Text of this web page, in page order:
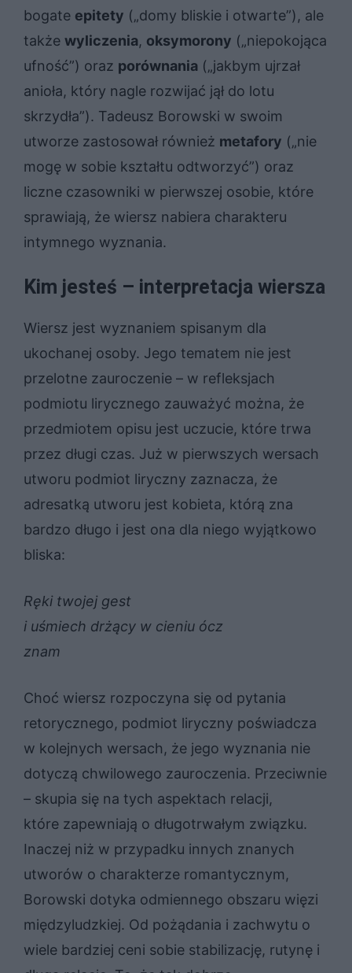
bogate epitety („domy bliskie i otwarte”), ale
także wyliczenia, oksymorony („niepokojąca
ufność”) oraz porównania („jakbym ujrzał
anioła, który nagle rozwijać jął do lotu
skrzydła”). Tadeusz Borowski w swoim
utworze zastosował również metafory („nie
mogę w sobie kształtu odtworzyć”) oraz
liczne czasowniki w pierwszej osobie, które
sprawiają, że wiersz nabiera charakteru
intymnego wyznania.
Kim jesteś – interpretacja wiersza
Wiersz jest wyznaniem spisanym dla
ukochanej osoby. Jego tematem nie jest
przelotne zauroczenie – w refleksjach
podmiotu lirycznego zauważyć można, że
przedmiotem opisu jest uczucie, które trwa
przez długi czas. Już w pierwszych wersach
utworu podmiot liryczny zaznacza, że
adresatką utworu jest kobieta, którą zna
bardzo długo i jest ona dla niego wyjątkowo
bliska:
Ręki twojej gest
i uśmiech drżący w cieniu ócz
znam
Choć wiersz rozpoczyna się od pytania
retorycznego, podmiot liryczny poświadcza
w kolejnych wersach, że jego wyznania nie
dotyczą chwilowego zauroczenia. Przeciwnie
– skupia się na tych aspektach relacji,
które zapewniają o długotrwałym związku.
Inaczej niż w przypadku innych znanych
utworów o charakterze romantycznym,
Borowski dotyka odmiennego obszaru więzi
międzyludzkiej. Od pożądania i zachwytu o
wiele bardziej ceni sobie stabilizację, rutynę i